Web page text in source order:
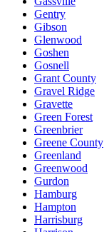
Gentry
Gibson
Glenwood
Goshen
Gosnell
Grant County
Gravel Ridge
Gravette
Green Forest
Greenbrier
Greene County
Greenland
Greenwood
Gurdon
Hamburg
Hampton
Harrisburg